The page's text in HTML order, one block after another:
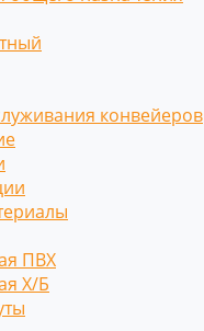
конвейеров
ПВХ
Х/Б